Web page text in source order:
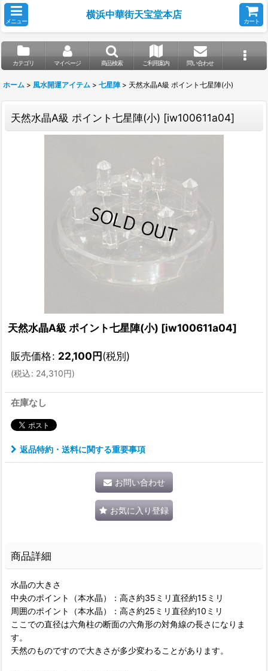
メニュー
横浜中華街天宝堂本店
カート
カテゴリ マイページ 商品検索 ご利用案内 問い合わせ
ホーム > 風水開運アイテム > 七星陣 > 天然水晶A級 ポイント七星陣(小)
天然水晶A級 ポイント七星陣(小) [iw100611a04]
天然水晶A級 ポイント七星陣(小) [iw100611a04]
販売価格: 22,100円(税別)
(税込: 24,310円)
在庫なし
返品特約・送料に関する重要事項
お問い合わせ
お気に入り登録
商品詳細
水晶の大きさ
中央のポイント（本水晶）：高さ約35ミリ直径約15ミリ
周囲のポイント（本水晶）：高さ約25ミリ直径約10ミリ
ここでの直径は六角柱の断面の六角形の対角線の長さになりま
す。
天然のものですので大きさが多少変わることがあります。